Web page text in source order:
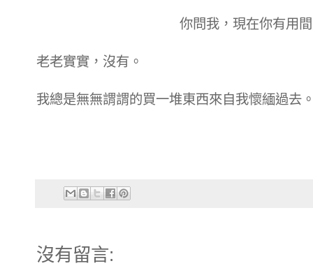
你問我，現在你有用
老老實實，沒有。
我總是無無謂謂的買一堆東西來自我懷緬過去
沒有留言: